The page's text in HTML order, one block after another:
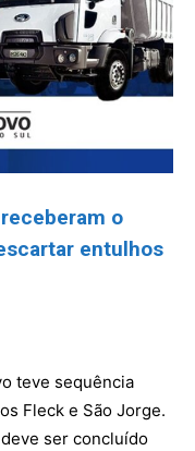
o
entulhos
teve sequência
Fleck e São Jorge.
ser concluído